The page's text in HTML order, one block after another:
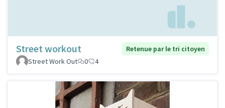
Street workout
Retenue par le tri citoyen
Street Work Out
0 4